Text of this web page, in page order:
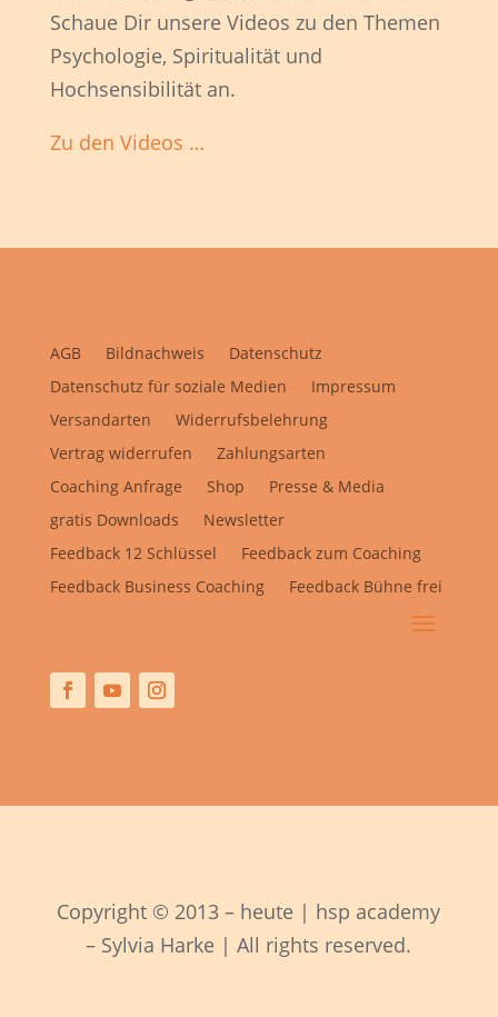
Schaue Dir unsere Videos zu den Themen
Psychologie, Spiritualität und
Hochsensibilität an.
Zu den Videos …
AGB Bildnachweis
Datenschutz
Datenschutz für soziale Medien
Impressum
Versandarten
Widerrufsbelehrung
Vertrag widerrufen
Zahlungsarten
Coaching Anfrage
Shop
Presse & Media
gratis Downloads
Newsletter
Feedback 12 Schlüssel
Feedback zum Coaching
Feedback Business Coaching
Feedback Bühne frei
Copyright © 2013 – heute | hsp academy
– Sylvia Harke | All rights reserved.